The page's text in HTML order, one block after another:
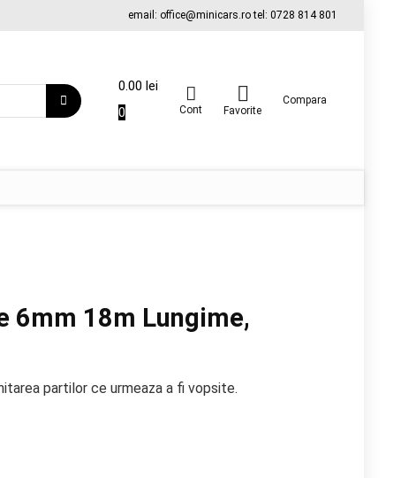
email: office@minicars.ro tel: 0728 814 801
0.00 lei
0
Cont Favorite
Compara
6mm 18m Lungime,
partilor ce urmeaza a fi vopsite.